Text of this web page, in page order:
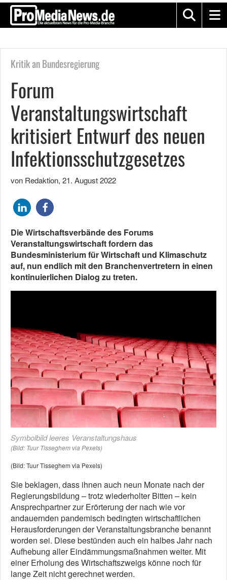
Kritik an Bundesregierung
Forum
Veranstaltungswirtschaft
kritisiert Entwurf des neuen
Infektionsschutzgesetzes
von Redaktion, 21. August 2022
Die Wirtschaftsverbände des Forums
Veranstaltungswirtschaft fordern das
Bundesministerium für Wirtschaft und Klimaschutz
auf, nun endlich mit den Branchenvertretern in einen
kontinuierlichen Dialog zu treten.
Symbolbild leeres Veranstaltungshaus
(Bild: Tuur Tisseghem via Pexels)
(Bild: Tuur Tisseghem via Pexels)
Sie beklagen, dass ihnen auch neun Monate nach der
Regierungsbildung – trotz wiederholter Bitten – kein
Ansprechpartner zur Erörterung der nach wie vor
andauernden pandemisch bedingten wirtschaftlichen
Herausforderungen der Veranstaltungsbranche benannt
worden sei. Diese bestünden auch ein halbes Jahr nach
Aufhebung aller Eindämmungsmaßnahmen weiter. Mit
einer Erholung des Wirtschaftszweigs könne noch für
lange Zeit nicht gerechnet werden.